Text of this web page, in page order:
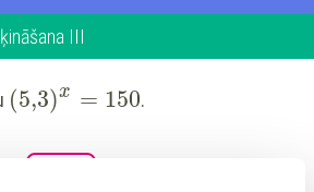
III
(5,3)x = 150.